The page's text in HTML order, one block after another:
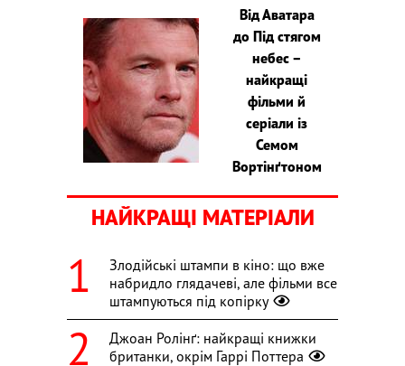
Від Аватара
до Під стягом
небес –
найкращі
фільми й
серіали із
Семом
Вортінґтоном
НАЙКРАЩІ МАТЕРІАЛИ
Злодійські штампи в кіно: що вже
набридло глядачеві, але фільми все
штампуються під копірку
Джоан Ролінґ: найкращі книжки
британки, окрім Гаррі Поттера